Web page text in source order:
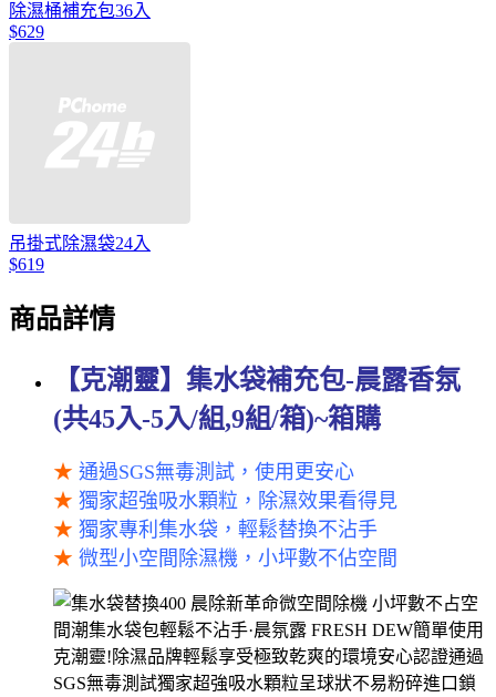
除濕桶補充包36入
$629
吊掛式除濕袋24入
$619
商品詳情
【克潮靈】集水袋補充包-晨露香氛
(共45入-5入/組,9組/箱)~箱購
★ 通過SGS無毒測試，使用更安心
★ 獨家超強吸水顆粒，除濕效果看得見
★ 獨家專利集水袋，輕鬆替換不沾手
★ 微型小空間除濕機，小坪數不佔空間